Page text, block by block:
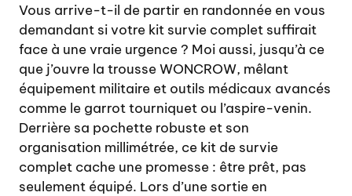
Vous arrive-t-il de partir en randonnée en vous
demandant si votre kit survie complet suffirait
face à une vraie urgence ? Moi aussi, jusqu’à ce
que j’ouvre la trousse WONCROW, mêlant
équipement militaire et outils médicaux avancés
comme le garrot tourniquet ou l’aspire-venin.
Derrière sa pochette robuste et son
organisation millimétrée, ce kit de survie
complet cache une promesse : être prêt, pas
seulement équipé. Lors d’une sortie en